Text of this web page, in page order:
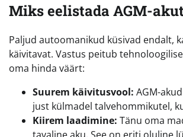
Miks eelistada AGM-
Paljud autoomanikud küsivad endalt,
käivitavat. Vastus peitub
oma hinda väärt:
Suurem käivitusvool: AGM-
just külmadel talvehommikutel,
Kiirem laadimine: Tänu oma